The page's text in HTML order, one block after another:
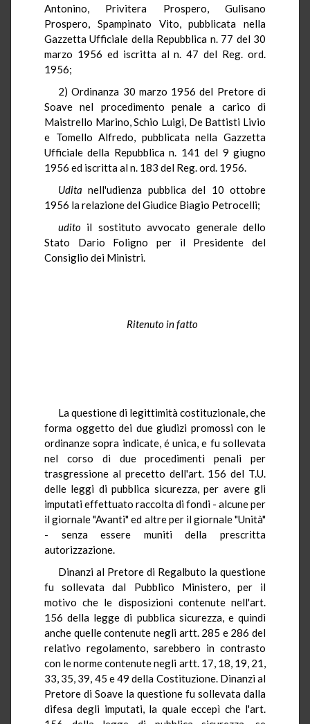
Antonino, Privitera Prospero, Gulisano
Prospero, Spampinato Vito, pubblicata nella
Gazzetta Ufficiale della Repubblica n. 77 del 30
marzo 1956 ed iscritta al n. 47 del Reg. ord.
1956;
2) Ordinanza 30 marzo 1956 del Pretore di
Soave nel procedimento penale a carico di
Maistrello Marino, Schio Luigi, De Battisti Livio
e Tomello Alfredo, pubblicata nella Gazzetta
Ufficiale della Repubblica n. 141 del 9 giugno
1956 ed iscritta al n. 183 del Reg. ord. 1956.
Udita nell'udienza pubblica del 10 ottobre
1956 la relazione del Giudice Biagio Petrocelli;
udito il sostituto avvocato generale dello
Stato Dario Foligno per il Presidente del
Consiglio dei Ministri.
Ritenuto in fatto
La questione di legittimità costituzionale, che
forma oggetto dei due giudizi promossi con le
ordinanze sopra indicate, é unica, e fu sollevata
nel corso di due procedimenti penali per
trasgressione al precetto dell'art. 156 del T.U.
delle leggi di pubblica sicurezza, per avere gli
imputati effettuato raccolta di fondi - alcune per
il giornale "Avanti" ed altre per il giornale "Unità"
- senza essere muniti della prescritta
autorizzazione.
Dinanzi al Pretore di Regalbuto la questione
fu sollevata dal Pubblico Ministero, per il
motivo che le disposizioni contenute nell'art.
156 della legge di pubblica sicurezza, e quindi
anche quelle contenute negli artt. 285 e 286 del
relativo regolamento, sarebbero in contrasto
con le norme contenute negli artt. 17, 18, 19, 21,
33, 35, 39, 45 e 49 della Costituzione. Dinanzi al
Pretore di Soave la questione fu sollevata dalla
difesa degli imputati, la quale eccepì che l'art.